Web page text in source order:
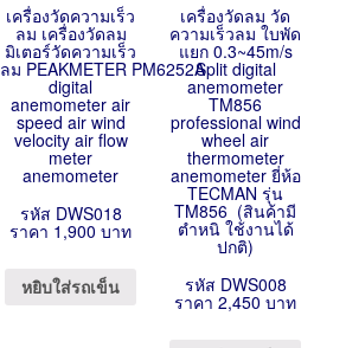
เครื่องวัดความเร็ว
ลม เครื่องวัดลม
มิเตอร์วัดความเร็ว
ลม PEAKMETER PM6252A
digital
anemometer air
speed air wind
velocity air flow
meter
anemometer
รหัส DWS018
ราคา 1,900 บาท
หยิบใส่รถเข็น
เครื่องวัดลม วัด
ความเร็วลม ใบพัด
แยก 0.3~45m/s
Split digital
anemometer
TM856
professional wind
wheel air
thermometer
anemometer ยี่ห้อ
TECMAN รุ่น
TM856 (สินค้ามี
ตำหนิ ใช้งานได้
ปกติ)
รหัส DWS008
ราคา 2,450 บาท